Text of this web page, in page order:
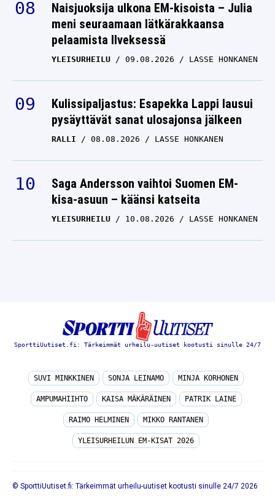
Naisjuoksija ulkona EM-kisoista – Julia
meni seuraamaan lätkärakkaansa
pelaamista Ilveksessä
YLEISURHEILU 09.08.2026 LASSE HONKANEN
Kulissipaljastus: Esapekka Lappi lausui
pysäyttävät sanat ulosajonsa jälkeen
RALLI 08.08.2026 LASSE HONKANEN
Saga Andersson vaihtoi Suomen EM-
kisa-asuun – käänsi katseita
YLEISURHEILU 10.08.2026 LASSE HONKANEN
SporttiUutiset.fi: Tärkeimmät urheilu-uutiset kootusti sinulle 24/7
SUVI MINKKINEN SONJA LEINAMO MINJA KORHONEN
AMPUMAHIIHTO KAISA MÄKÄRÄINEN PATRIK LAINE
RAIMO HELMINEN MIKKO RANTANEN
YLEISURHEILUN EM-KISAT 2026
© SporttiUutiset.fi: Tärkeimmät urheilu-uutiset kootusti sinulle 24/7 2026